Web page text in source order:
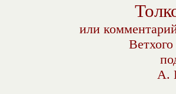
или
А.